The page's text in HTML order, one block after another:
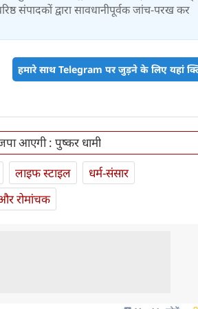
संपादकों द्वारा सावधानीपूर्वक जांच-परख कर
हमारे साथ Telegram पर जुड़ने के लिए यहां
आएगी : पुष्कर धामी
लाइफ स्‍टाइल
धर्म-संसार
रोमांचक